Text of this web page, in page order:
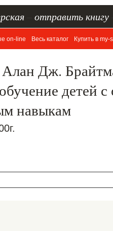
отправить книгу
on-line Весь каталог Купить в my-
Дж.
детей
навыкам